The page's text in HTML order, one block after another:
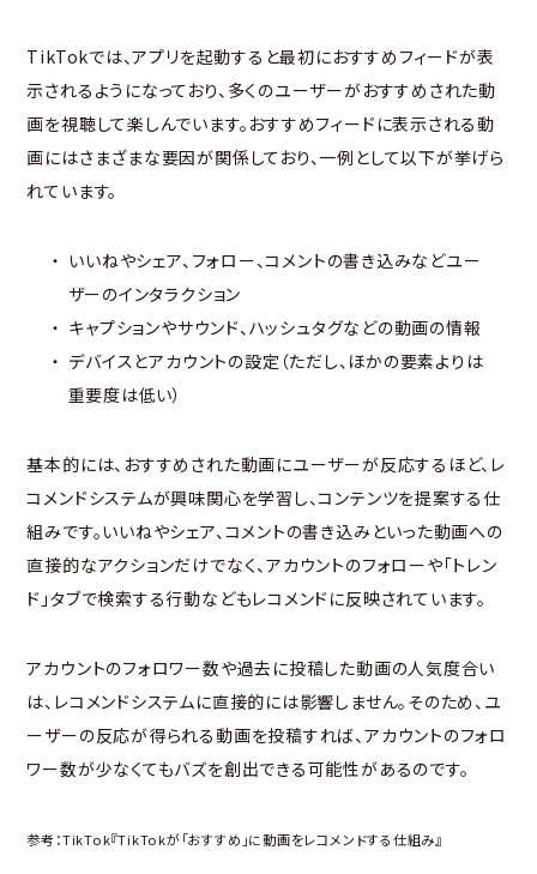
TikTokでは、アプリを起動すると最初におすすめフィードが表
示されるようになっており、多くのユーザーがおすすめされた動
画を視聴して楽しんでいます。おすすめフィードに表示される動
画にはさまざまな要因が関係しており、一例として以下が挙げら
れています。
いいねやシェア、フォロー、コメントの書き込みなどユー
ザーのインタラクション
キャプションやサウンド、ハッシュタグなどの動画の情報
デバイスとアカウントの設定（ただし、ほかの要素よりは
重要度は低い）
基本的には、おすすめされた動画にユーザーが反応するほど、レ
コメンドシステムが興味関心を学習し、コンテンツを提案する仕
組みです。いいねやシェア、コメントの書き込みといった動画への
直接的なアクションだけでなく、アカウントのフォローや「トレン
ド」タブで検索する行動などもレコメンドに反映されています。
アカウントのフォロワー数や過去に投稿した動画の人気度合い
は、レコメンドシステムに直接的には影響しません。そのため、ユ
ーザーの反応が得られる動画を投稿すれば、アカウントのフォロ
ワー数が少なくてもバズを創出できる可能性があるのです。
参考：TikTok『TikTokが「おすすめ」に動画をレコメンドする仕組み』